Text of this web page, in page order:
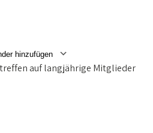
hinzufügen
Google Kalender
auflangjährige Mitglieder